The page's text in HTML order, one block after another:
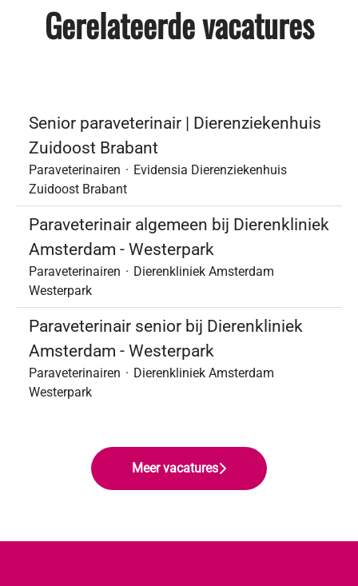
Gerelateerde vacatures
Senior paraveterinair | Dierenziekenhuis
Zuidoost Brabant
Paraveterinairen · Evidensia Dierenziekenhuis
Zuidoost Brabant
Paraveterinair algemeen bij Dierenkliniek
Amsterdam - Westerpark
Paraveterinairen · Dierenkliniek Amsterdam
Westerpark
Paraveterinair senior bij Dierenkliniek
Amsterdam - Westerpark
Paraveterinairen · Dierenkliniek Amsterdam
Westerpark
Meer vacatures